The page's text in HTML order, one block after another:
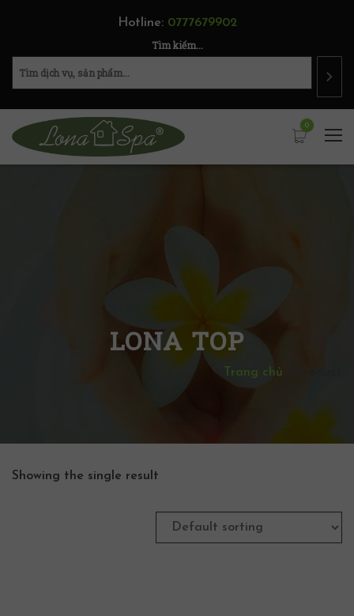
Hotline: 0777679902
Tìm kiếm...
0
LONA TOP
Trang chủ
Showing the single result